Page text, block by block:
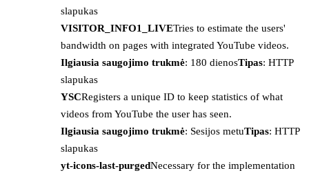
slapukas
VISITOR_INFO1_LIVETries to estimate the users'
bandwidth on pages with integrated YouTube videos.
Ilgiausia saugojimo trukmė: 180 dienosTipas: HTTP
slapukas
YSCRegisters a unique ID to keep statistics of what
videos from YouTube the user has seen.
Ilgiausia saugojimo trukmė: Sesijos metuTipas: HTTP
slapukas
yt-icons-last-purgedNecessary for the implementation